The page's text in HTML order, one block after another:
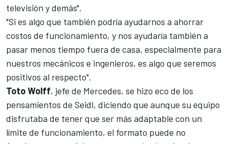
televisión y demás".
"Si es algo que también podría ayudarnos a ahorrar
costos de funcionamiento, y nos ayudaría también a
pasar menos tiempo fuera de casa, especialmente para
nuestros mecánicos e ingenieros, es algo que seremos
positivos al respecto".
Toto Wolff, jefe de Mercedes, se hizo eco de los
pensamientos de Seidl, diciendo que aunque su equipo
disfrutaba de tener que ser más adaptable con un
límite de funcionamiento, el formato puede no